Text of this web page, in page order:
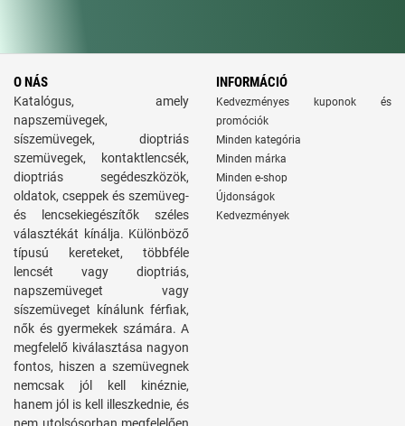
O NÁS
Katalógus, amely
napszemüvegek,
síszemüvegek, dioptriás
szemüvegek, kontaktlencsék,
dioptriás segédeszközök,
oldatok, cseppek és szemüveg-
és lencsekiegészítők széles
választékát kínálja. Különböző
típusú kereteket, többféle
lencsét vagy dioptriás,
napszemüveget vagy
síszemüveget kínálunk férfiak,
nők és gyermekek számára. A
megfelelő kiválasztása nagyon
fontos, hiszen a szemüvegnek
nemcsak jól kell kinéznie,
hanem jól is kell illeszkednie, és
INFORMÁCIÓ
Kedvezményes kuponok és
promóciók
Minden kategória
Minden márka
Minden e-shop
Újdonságok
Kedvezmények